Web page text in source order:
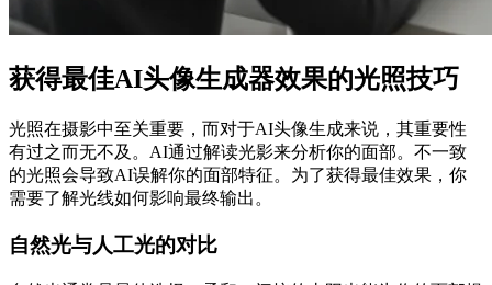
获得最佳AI头像生成器效果的光照技巧
光照在摄影中至关重要，而对于AI头像生成来说，其重要性
有过之而无不及。AI通过解读光影来分析你的面部。不一致
的光照会导致AI误解你的面部特征。为了获得最佳效果，你
需要了解光线如何影响最终输出。
自然光与人工光的对比